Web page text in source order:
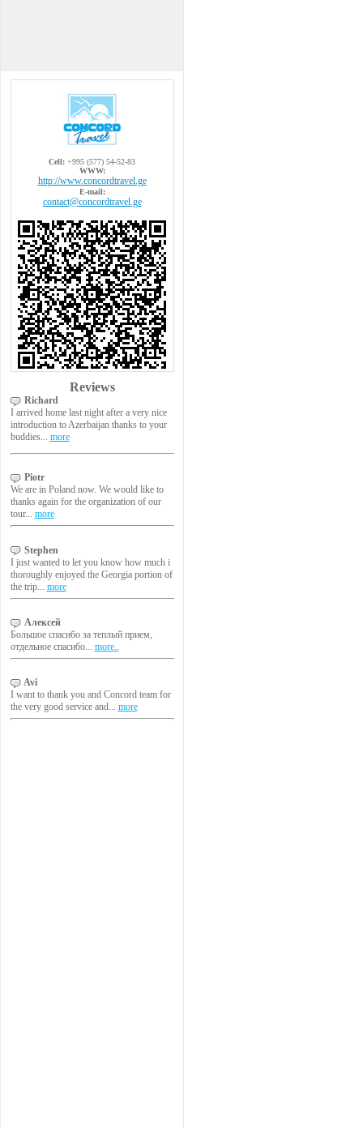
Cell: +995 (577) 54-52-83
WWW:
http://www.concordtravel.ge
E-mail:
contact@concordtravel.ge
Reviews
Richard
I arrived home last night after a very nice
introduction to Azerbaijan thanks to your
buddies... more
Piotr
We are in Poland now. We would like to
thanks again for the organization of our
tour... more
Stephen
I just wanted to let you know how much i
thoroughly enjoyed the Georgia portion of
the trip... more
Алексей
Большое спасибо за теплый прием,
отдельное спасибо... more..
Avi
I want to thank you and Concord team for
the very good service and... more